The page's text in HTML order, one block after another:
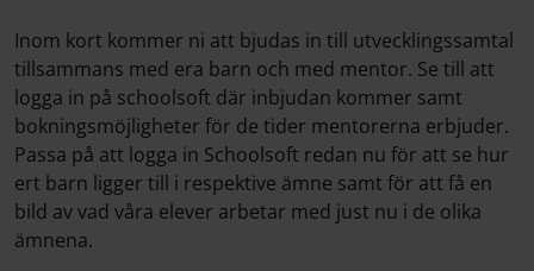
Inom kort kommer ni att bjudas in till utvecklingssamtal
tillsammans med era barn och med mentor. Se till att
logga in på schoolsoft där inbjudan kommer samt
bokningsmöjligheter för de tider mentorerna erbjuder.
Passa på att logga in Schoolsoft redan nu för att se hur
ert barn ligger till i respektive ämne samt för att få en
bild av vad våra elever arbetar med just nu i de olika
ämnena.